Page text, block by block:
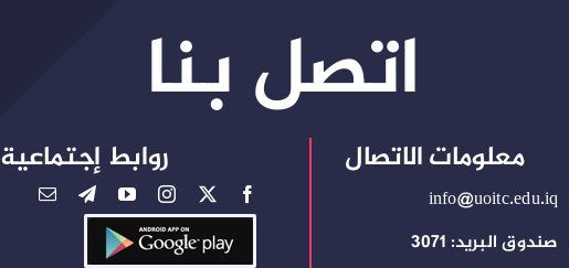
اتصل بنا
معلومات الاتصال
info@uoitc.edu.iq
صندوق البريد: 3071
روابط إجتماعية